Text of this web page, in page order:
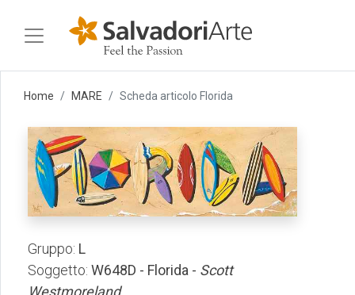
Home MARE Scheda articolo Florida
Gruppo: L
Soggetto: W648D - Florida - Scott